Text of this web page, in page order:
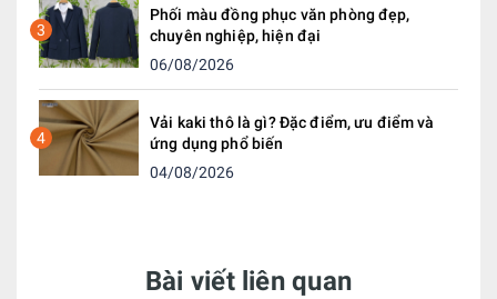
3
Phối màu đồng phục văn phòng đẹp,
chuyên nghiệp, hiện đại
06/08/2026
4
Vải kaki thô là gì? Đặc điểm, ưu điểm và
ứng dụng phổ biến
04/08/2026
Bài viết liên quan